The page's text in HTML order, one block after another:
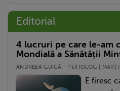
Editorial
4 lucruri pe care le-am
Mondială a Sănătății
ANDREEA GUICĂ - PSIHOLOG |
E firesc